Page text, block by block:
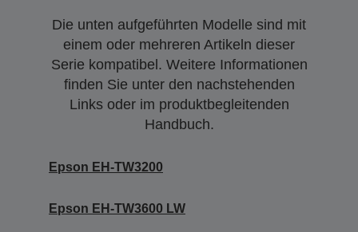
Die unten aufgeführten Modelle sind mit
einem oder mehreren Artikeln dieser
Serie kompatibel. Weitere Informationen
finden Sie unter den nachstehenden
Links oder im produktbegleitenden
Handbuch.
Epson EH-TW3200
Epson EH-TW3600 LW